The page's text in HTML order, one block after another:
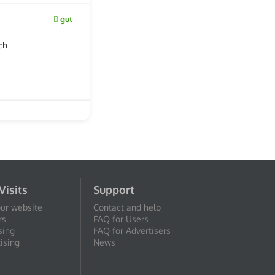
gut
website
Support
Contact and help
FAQ for Users
FAQ for Advertisers
News